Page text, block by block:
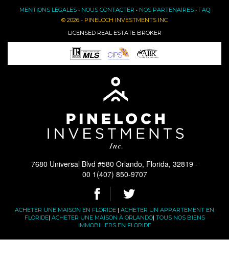
MENTIONS LÉGALES• NOUS CONTACTER • NOS PARTENAIRES• FAQ
© 2026 - PINELOCH INVESTMENTS INC
LICENSED REAL ESTATE BROKER
7680 Universal Blvd #580 Orlando, Florida, 32819 -
00 1(407) 850-9707
ACHETER UNE MAISON EN FLORIDE | ACHETER UN APPARTEMENT EN
FLORIDE| ACHETER UNE MAISON À ORLANDO| TOUS NOS BIENS
IMMOBILIERS EN FLORIDE